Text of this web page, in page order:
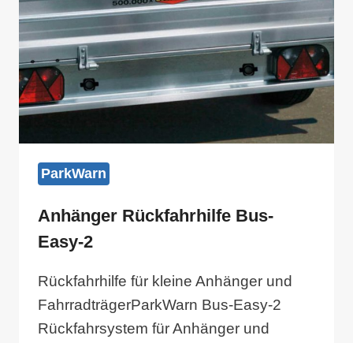
ParkWarn
Anhänger Rückfahrhilfe Bus-
Easy-2
Rückfahrhilfe für kleine Anhänger und
FahrradträgerParkWarn Bus-Easy-2
Rückfahrsystem für Anhänger und